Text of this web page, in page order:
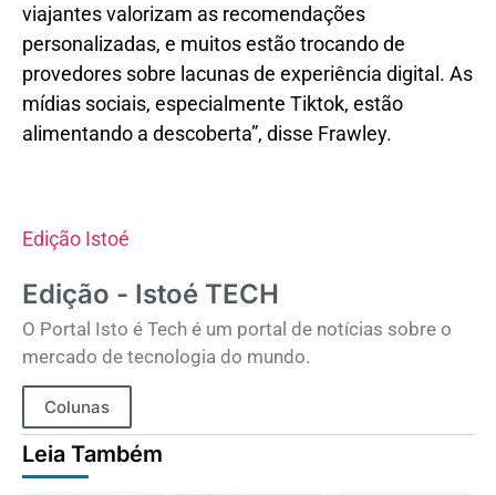
viajantes valorizam as recomendações
personalizadas, e muitos estão trocando de
provedores sobre lacunas de experiência digital. As
mídias sociais, especialmente Tiktok, estão
alimentando a descoberta”, disse Frawley.
Edição Istoé
Edição - Istoé TECH
O Portal Isto é Tech é um portal de notícias sobre o
mercado de tecnologia do mundo.
Colunas
Leia Também